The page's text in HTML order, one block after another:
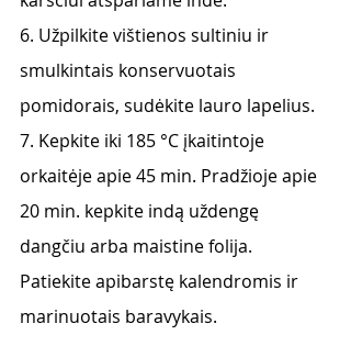
6. Užpilkite vištienos sultiniu ir
smulkintais konservuotais
pomidorais, sudėkite lauro lapelius.
7. Kepkite iki 185 °C įkaitintoje
orkaitėje apie 45 min. Pradžioje apie
20 min. kepkite indą uždengę
dangčiu arba maistine folija.
Patiekite apibarstę kalendromis ir
marinuotais baravykais.